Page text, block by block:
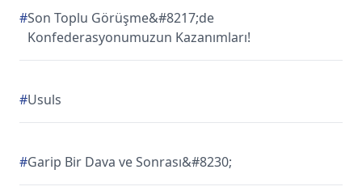
#Son Toplu Görüşme&#8217;de
Konfederasyonumuzun Kazanımları!
#Usuls
#Garip Bir Dava ve Sonrası&#8230;